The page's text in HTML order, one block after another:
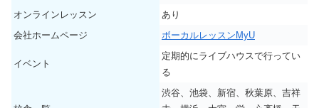
オンラインレッスン
あり
会社ホームページ
ボーカルレッスンMyU
イベント
定期的にライブハウスで行ってい
る
渋谷、池袋、新宿、秋葉原、吉祥